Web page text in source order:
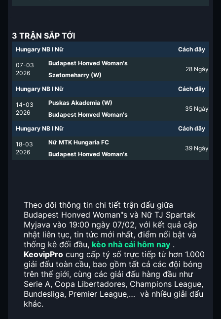
3 TRẬN SẮP TỚI
Hungary NB I Nữ Cách đây
07-03
2026
Budapest Honved Woman's
Szetomeharry (W)
28 Ngày
Hungary NB I Nữ Cách đây
14-03
2026
Puskas Akademia (W)
Budapest Honved Woman's
35 Ngày
Hungary NB I Nữ Cách đây
18-03
2026
Nữ MTK Hungaria FC
Budapest Honved Woman's
39 Ngày
Theo dõi thông tin chi tiết trận đấu giữa
Budapest Honved Woman"s và Nữ TJ Spartak
Myjava vào 19:00 ngày 07/02, với kết quả cập
nhật liên tục, tin tức mới nhất, điểm nổi bật và
thống kê đối đầu, kèo nhà cái hôm nay .
KeovipPro cung cấp tỷ số trực tiếp từ hơn 1.000
giải đấu toàn cầu, bao gồm tất cả các đội bóng
trên thế giới, cùng các giải đấu hàng đầu như
Serie A, Copa Libertadores, Champions League,
Bundesliga, Premier League,… và nhiều giải đấu
khác.